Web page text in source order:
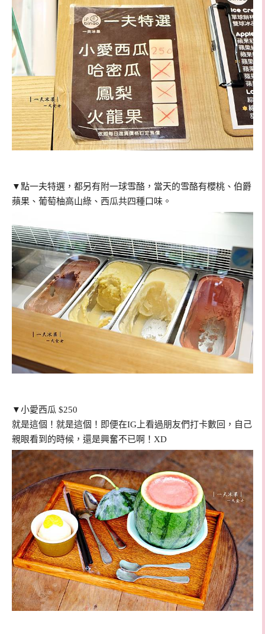
▼點一夫特選 ，都另有附一球雪酪，當天的雪酪有櫻桃、伯爵
蘋果、葡萄柚高山綠、西瓜共四種口味。
▼小愛西瓜 $250
就是這個！就是這個！即便在IG上看過朋友們打卡數回，自己
親眼看到的時候，還是興奮不已啊！XD